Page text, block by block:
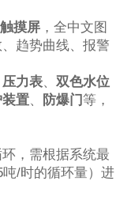
摸屏 ，全中文图
趋势曲线、报警
压力表、双色水位
置、 防爆门等，
，需根据系统最
/时的循环量）进